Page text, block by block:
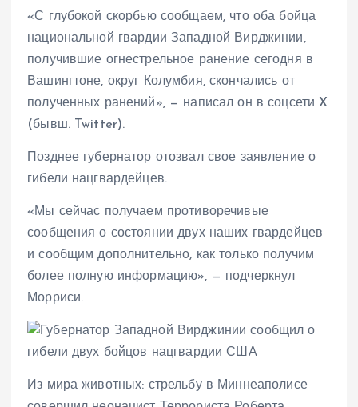
«С глубокой скорбью сообщаем, что оба бойца
национальной гвардии Западной Вирджинии,
получившие огнестрельное ранение сегодня в
Вашингтоне, округ Колумбия, скончались от
полученных ранений», — написал он в соцсети X
(бывш. Twitter).
Позднее губернатор отозвал свое заявление о
гибели нацгвардейцев.
«Мы сейчас получаем противоречивые
сообщения о состоянии двух наших гвардейцев
и сообщим дополнительно, как только получим
более полную информацию», — подчеркнул
Морриси.
Из мира животных: стрельбу в Миннеаполисе